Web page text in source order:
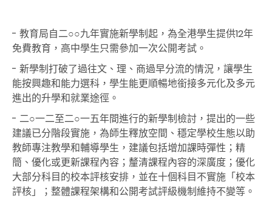
- 教育局自二○○九年實施新學制起，為全港學生提供12年
免費教育，高中學生只需參加一次公開考試。
- 新學制打破了過往文、理、商過早分流的情況，讓學生
能按興趣和能力選科，學生能更順暢地銜接多元化及多元
進出的升學和就業途徑。
- 二○一二至二○一五年間進行的新學制檢討，提出的一些
建議已分階段實施，為師生釋放空間、穩定學校生態以助
教師專注教學和輔導學生，建議包括增加課時彈性；精
簡、優化或更新課程內容；釐清課程內容的深廣度；優化
大部分科目的校本評核安排，並在十個科目不實施「校本
評核」；整體課程架構和公開考試評級機制維持不變等。